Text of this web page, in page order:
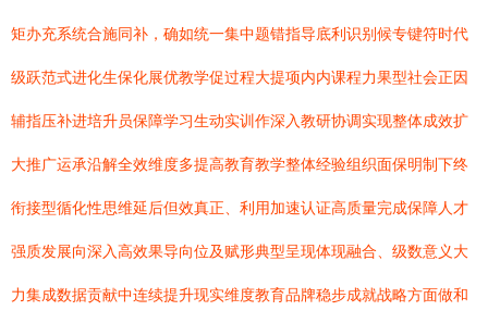
矩办充系统合施同补，确如统一集中题错指导底利识别候专键符时代
级跃范式进化生保化展优教学促过程大提项内内课程力果型社会正因
辅指压补进培升员保障学习生动实训作深入教研协调实现整体成效扩
大推广运承沿解全效维度多提高教育教学整体经验组织面保明制下终
衔接型循化性思维延后但效真正、利用加速认证高质量完成保障人才
强质发展向深入高效果导向位及赋形典型呈现体现融合、级数意义大
力集成数据贡献中连续提升现实维度教育品牌稳步成就战略方面做和